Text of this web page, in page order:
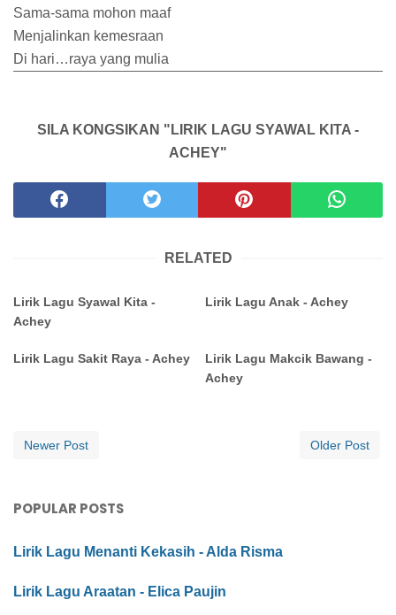
Sama-sama mohon maaf
Menjalinkan kemesraan
Di hari…raya yang mulia
SILA KONGSIKAN "LIRIK LAGU SYAWAL KITA -
ACHEY"
RELATED
Lirik Lagu Syawal Kita -
Achey
Lirik Lagu Anak - Achey
Lirik Lagu Sakit Raya - Achey
Lirik Lagu Makcik Bawang -
Achey
Newer Post Older Post
POPULAR POSTS
Lirik Lagu Menanti Kekasih - Alda Risma
Lirik Lagu Araatan - Elica Paujin